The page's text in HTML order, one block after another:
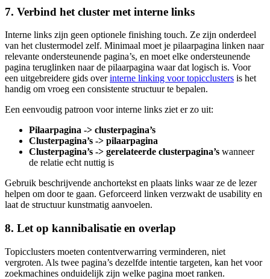
7. Verbind het cluster met interne links
Interne links zijn geen optionele finishing touch. Ze zijn onderdeel
van het clustermodel zelf. Minimaal moet je pilaarpagina linken naar
relevante ondersteunende pagina’s, en moet elke ondersteunende
pagina teruglinken naar de pilaarpagina waar dat logisch is. Voor
een uitgebreidere gids overinterne linking voor topicclusters is het
handig om vroeg een consistente structuur te bepalen.
Een eenvoudig patroon voor interne links ziet er zo uit:
Pilaarpagina -> clusterpagina’s
Clusterpagina’s -> pilaarpagina
Clusterpagina’s -> gerelateerde clusterpagina’s wanneer
de relatie echt nuttig is
Gebruik beschrijvende anchortekst en plaats links waar ze de lezer
helpen om door te gaan. Geforceerd linken verzwakt de usability en
laat de structuur kunstmatig aanvoelen.
8. Let op kannibalisatie en overlap
Topicclusters moeten contentverwarring verminderen, niet
vergroten. Als twee pagina’s dezelfde intentie targeten, kan het voor
zoekmachines onduidelijk zijn welke pagina moet ranken.